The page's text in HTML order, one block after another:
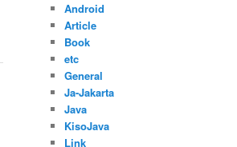
Android
Article
Book
etc
General
Ja-Jakarta
Java
KisoJava
Link